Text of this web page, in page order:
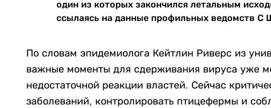
один из которых закончился летальным
ссылаясь на данные профильных ведомств С
По словам эпидемиолога Кейтлин Риверс из
важные моменты для сдерживания вируса уже
недостаточной реакции властей. Сейчас
заболеваний, контролировать птицефермы и